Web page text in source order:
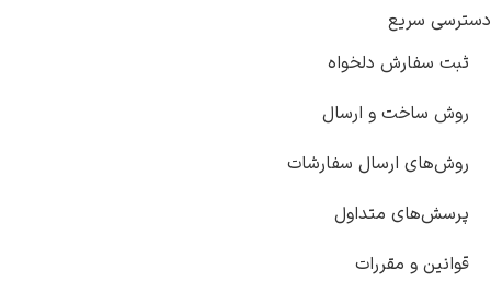
دلخواه
و ارسال
ارسال سفارشات
متداول
و مقررات